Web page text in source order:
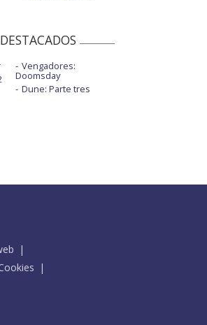
Vengadores:
Doomsday
Dune: Parte tres